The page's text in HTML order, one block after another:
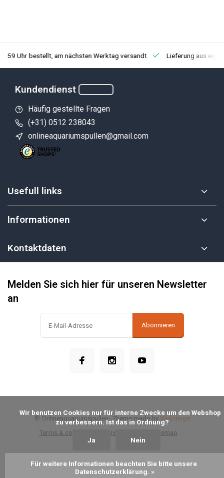
Uhr bestellt, am nächsten Werktag versandt Lieferung aus
Kundendienst
Häufig gestellte Fragen
(+31) 0512 238043
onlineaquariumspullen@gmail.com
Usefull links
Informationen
Kontaktdaten
Melden Sie sich hier für unseren Newsletter
an
Abonnieren
Terms & conditions Privacy Policy Sitemap
© Onlineaquariumspullen- Theme made by Webdinge
zu verbessern. Ist das in Ordnung?
Ja Nein
Für weitere Informationen beachten Sie bitte unsere
Datenschutzerklärung. »